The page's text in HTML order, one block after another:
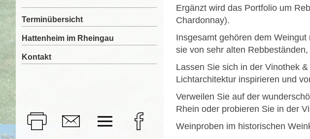
Ergänzt wird das Portfolio um
Chardonnay).
Insgesamt gehören dem
sie von sehr alten
Lassen Sie sich in der Vinothek
Lichtarchitektur inspirieren und
Verweilen Sie auf der
Rhein oder probieren Sie in der
Weinproben im historischen
Terminübersicht
Hattenheim im Rheingau
Kontakt